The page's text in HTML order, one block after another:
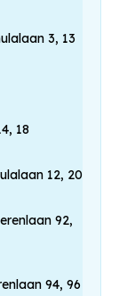
3, 13
18
12, 20
92,
94, 96